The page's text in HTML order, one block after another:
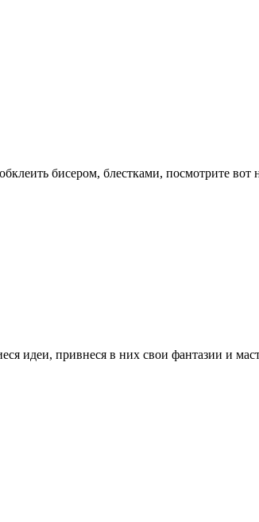
бисером, блестками, посмотрите вот
идеи, привнеся в них свои фантазии и